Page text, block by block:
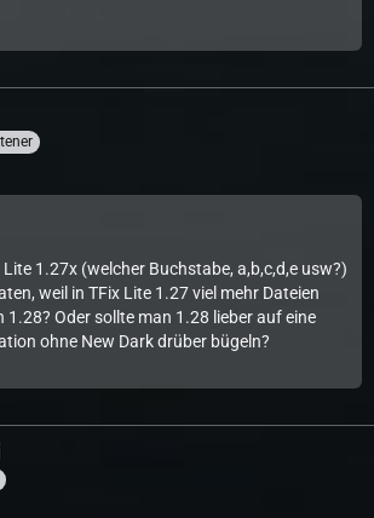
1.27x (welcher Buchstabe, a,b,c,d,e usw?)
weil in TFix Lite 1.27 viel mehr Dateien
1.28? Oder sollte man 1.28 lieber auf eine
ohne New Dark drüber bügeln?